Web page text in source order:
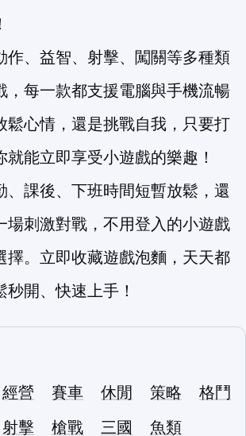
作、益智、射擊、闖關等多種類
，每一款都支援電腦與手機流暢
鬆心情，還是挑戰自我，只要打
就能立即享受小遊戲的樂趣！
、課後、下班時間短暫放鬆，還
場刺激對戰，不用登入的小遊戲
擇。立即收藏遊戲泡麵，天天都
開、快速上手！
經營 賽車 休閒 策略
格鬥
射擊 槍戰 三國
魚類